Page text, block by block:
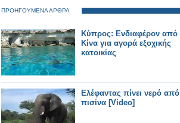
ΠΡΟΗΓΟΥΜΕΝΑ ΑΡΘΡΑ
Κύπρος: Ενδιαφέρον από
Κίνα για αγορά εξοχικής
κατοικίας
Ελέφαντας πίνει νερό από
πισίνα [Video]